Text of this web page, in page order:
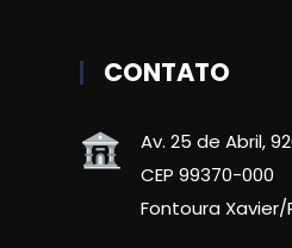
CONTATO
Av. 25 de Abril,
CEP 99370-000
Fontoura Xavier/